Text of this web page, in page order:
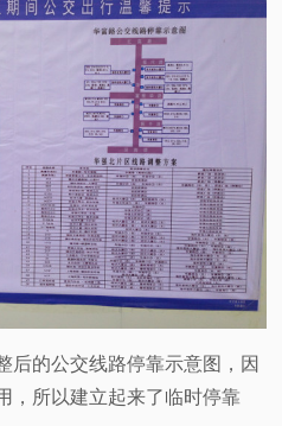
后的公交线路停靠示意图，因
，所以建立起来了临时停靠